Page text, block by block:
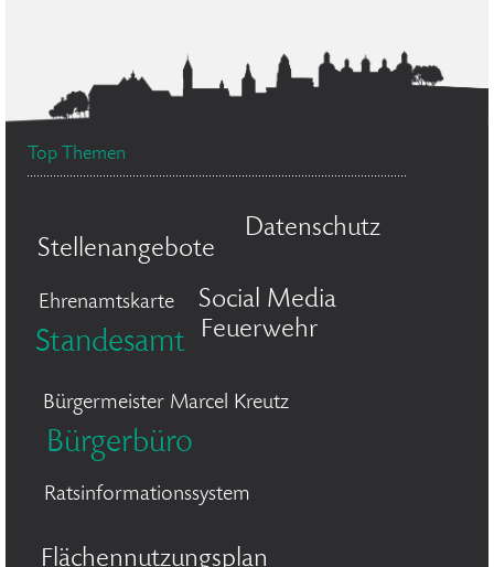
Top Themen
Stellenangebote
Datenschutz
Ehrenamtskarte Social Media
Standesamt Feuerwehr
Bürgermeister Marcel Kreutz
Bürgerbüro
Ratsinformationssystem
Flächennutzungsplan